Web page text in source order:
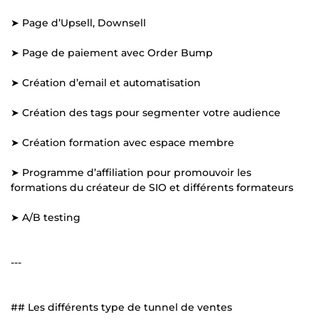
➤ Page d’Upsell, Downsell
➤ Page de paiement avec Order Bump
➤ Création d’email et automatisation
➤ Création des tags pour segmenter votre audience
➤ Création formation avec espace membre
➤ Programme d’affiliation pour promouvoir les
formations du créateur de SIO et différents formateurs
➤ A/B testing
---
## Les différents type de tunnel de ventes